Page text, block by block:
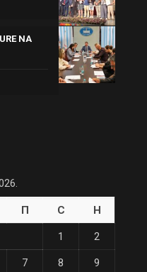
NA
П С Н
1 2
7 8 9